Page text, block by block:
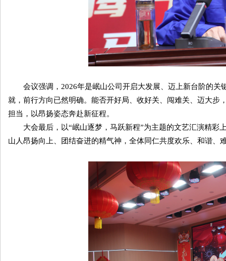
会议强调，2026年是岷山公司开启大发展、迈上新台阶的关
就，前行方向已然明确。能否开好局、收好关、闯难关、迈大
担当，以昂扬姿态奔赴新征程。
大会最后，以“岷山逐梦，马跃新程”为主题的文艺汇演精彩
山人昂扬向上、团结奋进的精气神，全体同仁共度欢乐、和谐、